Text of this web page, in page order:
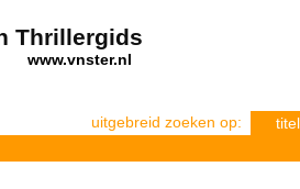
Thrillergids
www.vnster.nl
uitgebreid zoeken op: titel